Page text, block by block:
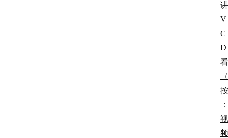
讲
V
C
D
看
（
按
：
视
频